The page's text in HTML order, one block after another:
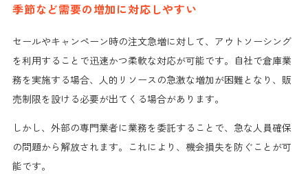
季節など需要の増加に対応しやすい
セールやキャンペーン時の注文急増に対して、アウトソーシング
を利用することで迅速かつ柔軟な対応が可能です。自社で倉庫業
務を実施する場合、人的リソースの急激な増加が困難となり、販
売制限を設ける必要が出てくる場合があります。
しかし、外部の専門業者に業務を委託することで、急な人員確保
の問題から解放されます。これにより、機会損失を防ぐことが可
能です。